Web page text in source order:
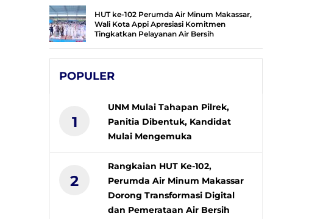
HUT ke-102 Perumda Air Minum Makassar,
Wali Kota Appi Apresiasi Komitmen
Tingkatkan Pelayanan Air Bersih
POPULER
1
UNM Mulai Tahapan Pilrek,
Panitia Dibentuk, Kandidat
Mulai Mengemuka
2
Rangkaian HUT Ke-102,
Perumda Air Minum Makassar
Dorong Transformasi Digital
dan Pemerataan Air Bersih